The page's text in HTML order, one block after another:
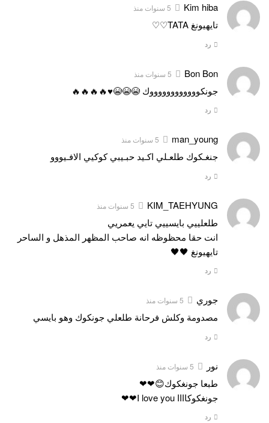
Kim hiba 5 سنوات منذ
تايهيونغ TATA♡♡
رد
Bon Bon 5 سنوات منذ
جونكووووووووووووك 😭😭😭♥️🔥🔥🔥🔥
رد
man_young 5 سنوات منذ
جنغـكوك طلعـلي اكـيد حبـيبي كوكيي الافـيووو
رد
KIM_TAEHYUNG 5 سنوات منذ
طلعلييي بايسييي تايي يعمريي
انت حقا محظوظه انه صاحب المظهر المذهل و الساحر
تايهيونغ 🖤🖤
رد
جوري 5 سنوات منذ
مصدومة وكلش فرحانة طلعلي جونكوك وهو بايسي
رد
نور 5 سنوات منذ
طبعا جونغكوك😊❤❤
جونغكوكاااا I love you❤❤
رد